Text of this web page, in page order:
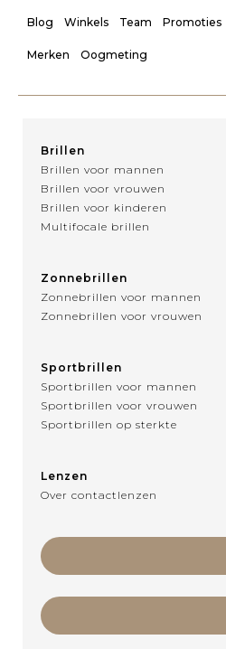
Blog Winkels Team Promoties
Merken Oogmeting
Brillen
Brillen voor mannen
Brillen voor vrouwen
Brillen voor kinderen
Multifocale brillen
Zonnebrillen
Zonnebrillen voor mannen
Zonnebrillen voor vrouwen
Sportbrillen
Sportbrillen voor mannen
Sportbrillen voor vrouwen
Sportbrillen op sterkte
Lenzen
Over contactlenzen